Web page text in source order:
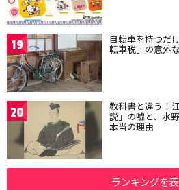
19 自転車を持つだ
転車税」の意外
20 教科書と違う！
説」の嘘と、水
本当の理由
ランキングを